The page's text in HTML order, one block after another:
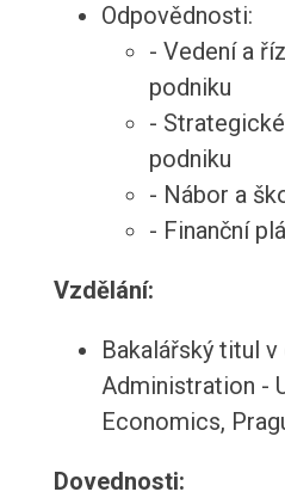
Odpovědnosti:
- Vedení a
podniku
-
podniku
- Nábor a
- Finanční
Vzdělání:
Bakalářský titul
Administration -
Economics,
Dovednosti: